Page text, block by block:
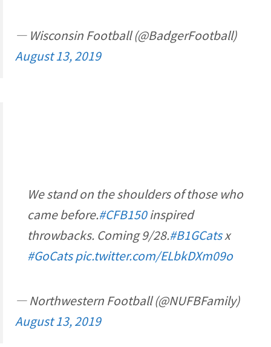
— Wisconsin Football (@BadgerFootball)
August 13, 2019
We stand on the shoulders of those who
came before.#CFB150inspired
throwbacks. Coming 9/28.#B1GCatsx
#GoCatspic.twitter.com/ELbkDXm09o
— Northwestern Football (@NUFBFamily)
August 13, 2019